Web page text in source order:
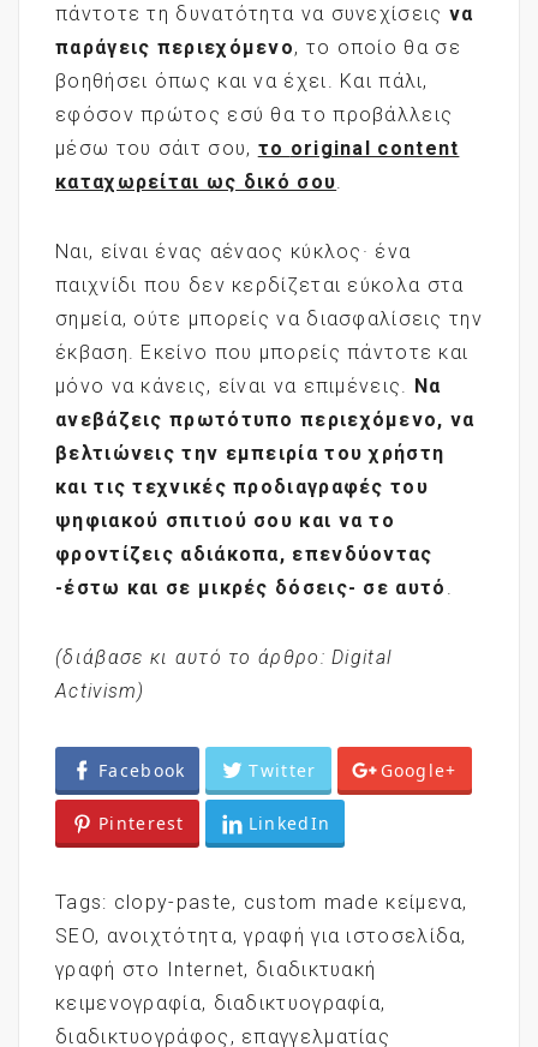
πάντοτε τη δυνατότητα να συνεχίσεις να
παράγεις περιεχόμενο, το οποίο θα σε
βοηθήσει όπως και να έχει. Και πάλι,
εφόσον πρώτος εσύ θα το προβάλλεις
μέσω του σάιτ σου, το original content
καταχωρείται ως δικό σου
Ναι, είναι ένας αέναος κύκλος· ένα
παιχνίδι που δεν κερδίζεται εύκολα στα
σημεία, ούτε μπορείς να διασφαλίσεις την
έκβαση. Εκείνο που μπορείς πάντοτε και
μόνο να κάνεις, είναι να επιμένεις. Να
ανεβάζεις πρωτότυπο περιεχόμενο, να
βελτιώνεις την εμπειρία του χρήστη
και τις τεχνικές προδιαγραφές του
ψηφιακού σπιτιού σου και να το
φροντίζεις αδιάκοπα, επενδύοντας
-έστω και σε μικρές δόσεις- σε αυτό
(διάβασε κι αυτό το άρθρο: Digital
Activism)
Facebook Twitter Google+
Pinterest LinkedIn
Tags: clopy-paste, custom made κείμενα,
SEO, ανοιχτότητα,γραφή για ιστοσελίδα,
γραφή στο Internet, διαδικτυακή
κειμενογραφία, διαδικτυογραφία,
διαδικτυογράφος , επαγγελματίας